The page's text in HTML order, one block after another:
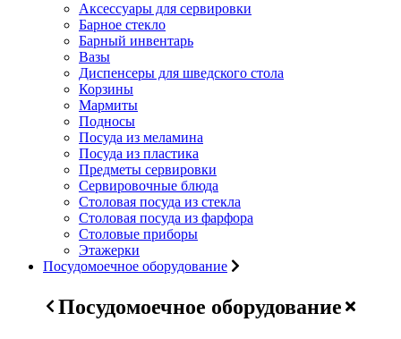
Аксессуары для сервировки
Барное стекло
Барный инвентарь
Вазы
Диспенсеры для шведского стола
Корзины
Мармиты
Подносы
Посуда из меламина
Посуда из пластика
Предметы сервировки
Сервировочные блюда
Столовая посуда из стекла
Столовая посуда из фарфора
Столовые приборы
Этажерки
Посудомоечное оборудование
Посудомоечное оборудование